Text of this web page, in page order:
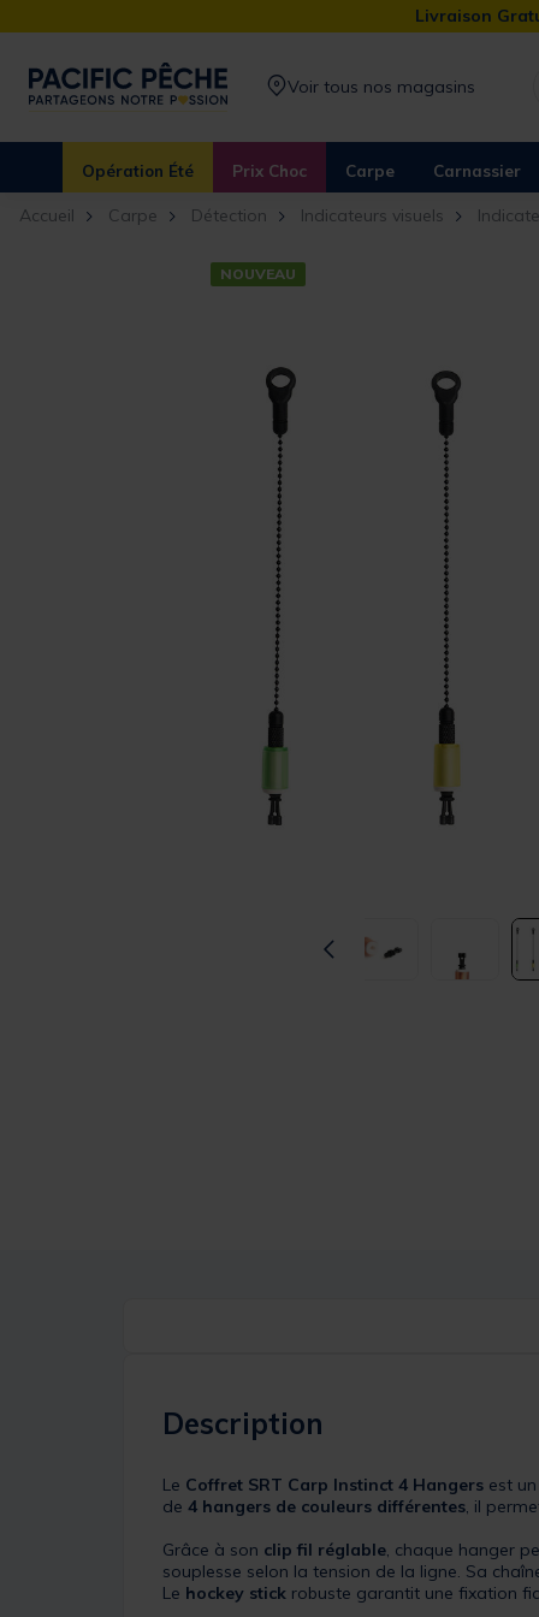
Livraison
Voir tous nos magasins
Opération Été Prix Choc Carpe Carnassier
Accueil Carpe Détection Indicateurs visuels
NOUVEAU
Description
Le Coffret SRT Carp Instinct 4 Hangers est
de 4 hangers de couleurs différentes, il
Grâce à son clip fil réglable, chaque hanger
souplesse selon la tension de la ligne. Sa
Le hockey stick robuste garantit une fixation